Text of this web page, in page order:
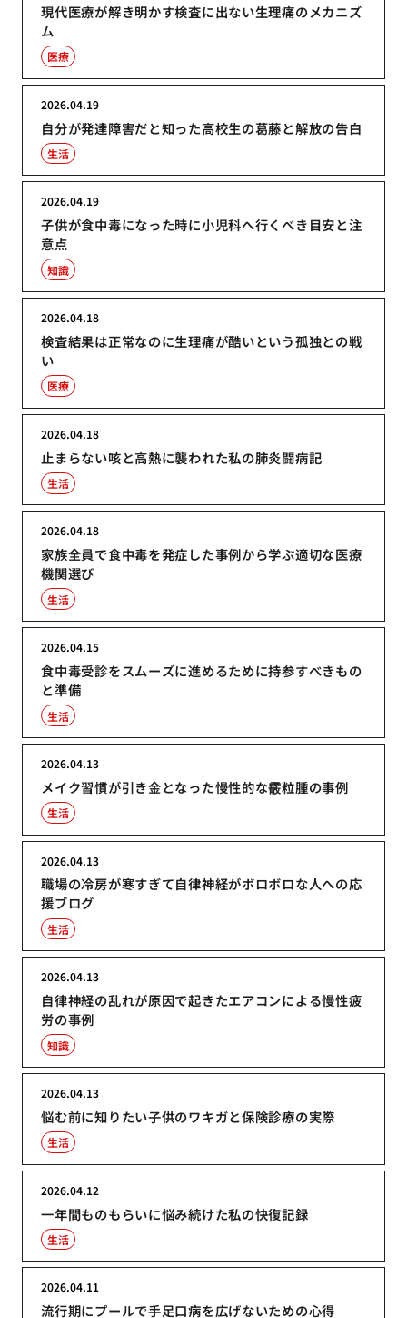
現代医療が解き明かす検査に出ない生理痛のメカニズ
ム
医療
自分が発達障害だと知った高校生の葛藤と解放の告白
2026.04.19
生活
子供が食中毒になった時に小児科へ行くべき目安と注
意点
2026.04.19
知識
検査結果は正常なのに生理痛が酷いという孤独との戦
い
2026.04.18
医療
止まらない咳と高熱に襲われた私の肺炎闘病記
2026.04.18
生活
家族全員で食中毒を発症した事例から学ぶ適切な医療
機関選び
2026.04.18
生活
食中毒受診をスムーズに進めるために持参すべきもの
と準備
2026.04.15
生活
メイク習慣が引き金となった慢性的な霰粒腫の事例
2026.04.13
生活
職場の冷房が寒すぎて自律神経がボロボロな人への応
援ブログ
2026.04.13
生活
自律神経の乱れが原因で起きたエアコンによる慢性疲
労の事例
2026.04.13
知識
悩む前に知りたい子供のワキガと保険診療の実際
2026.04.13
生活
一年間ものもらいに悩み続けた私の快復記録
2026.04.12
生活
流行期にプールで手足口病を広げないための心得
2026.04.11